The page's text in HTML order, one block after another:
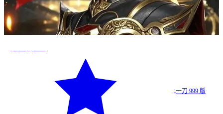
·一刀 999 版